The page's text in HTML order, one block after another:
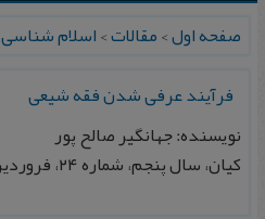
صفحه اول>مقالات>اسلام شناسی
فرآيند عرفی شدن فقه شيعی
نویسنده: جهانگیر صالح پور
كيان، سال پنجم، شماره ۲۴، فروردين و ارديبهشت ۷۴